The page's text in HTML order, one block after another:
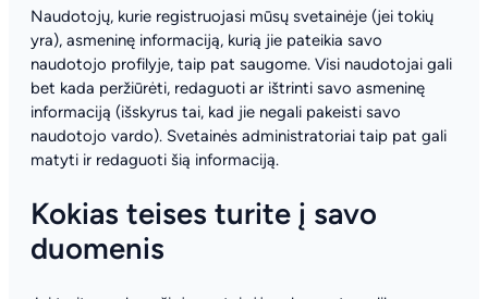
Naudotojų, kurie registruojasi mūsų svetainėje (jei tokių
yra), asmeninę informaciją, kurią jie pateikia savo
naudotojo profilyje, taip pat saugome. Visi naudotojai gali
bet kada peržiūrėti, redaguoti ar ištrinti savo asmeninę
informaciją (išskyrus tai, kad jie negali pakeisti savo
naudotojo vardo). Svetainės administratoriai taip pat gali
matyti ir redaguoti šią informaciją.
Kokias teises turite į savo
duomenis